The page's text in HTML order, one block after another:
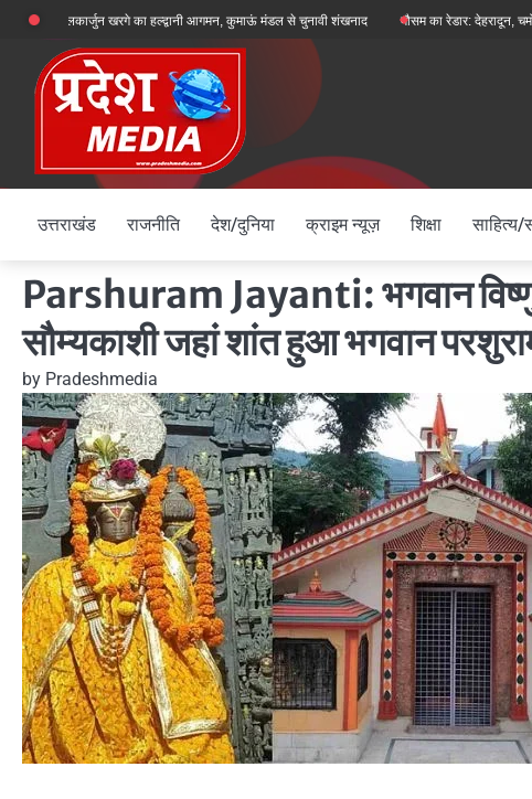
Skip
content
मल्लिकार्जुन खरगे का हल्द्वानी आगमन, कुमाऊं मंडल से चुनावी शंखनाद मौसम का रेडार: देहरादून, चमोली
उत्तराखंड राजनीति देश/दुनिया क्राइम न्यूज़ शिक्षा
Parshuram Jayanti: भगवान
सौम्यकाशी जहां शांत हुआ भगवान
by Pradeshmedia